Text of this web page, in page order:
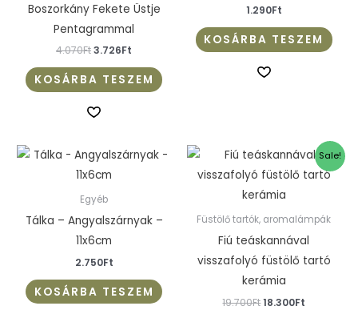
Boszorkány Fekete Üstje
Pentagrammal
4.070Ft3.726Ft
KOSÁRBA TESZEM
1.290Ft
KOSÁRBA TESZEM
Egyéb
Tálka – Angyalszárnyak –
11x6cm
2.750Ft
KOSÁRBA TESZEM
Sale!
Füstölő tartók, aromalámpák
Fiú teáskannával
visszafolyó füstölő tartó
kerámia
19.700Ft
Original
price
was:
19.700Ft.
18.300Ft
Current
price
is: